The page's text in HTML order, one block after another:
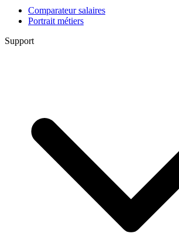
Comparateur salaires
Portrait métiers
Support